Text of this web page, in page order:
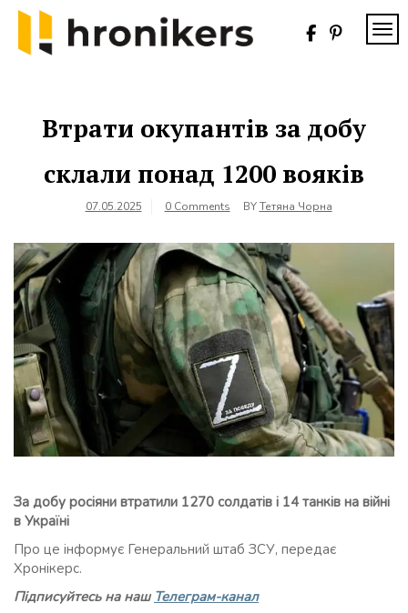
Skip
content
Втрати окупантів за добу
склали понад 1200 вояків
07.05.2025 0 Comments BYТетяна Чорна
За добу росіяни втратили 1270 солдатів і 14 танків на війні
в Україні
Про це інформує Генеральний штаб ЗСУ, передає
Хронікерс.
Підписуйтесь на наш Телеграм-канал